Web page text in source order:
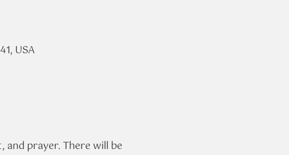
USA
and prayer. There will be